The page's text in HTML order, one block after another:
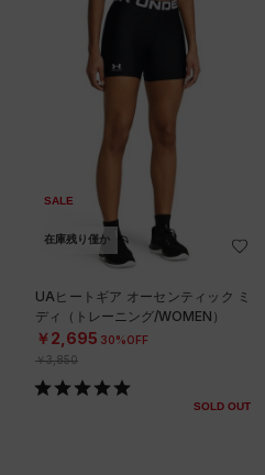
SALE
在庫残り僅か
UAヒートギア オーセンティック ミ
ディ（トレーニング/WOMEN）
￥2,695 30%OFF
￥3,850
SOLD OUT